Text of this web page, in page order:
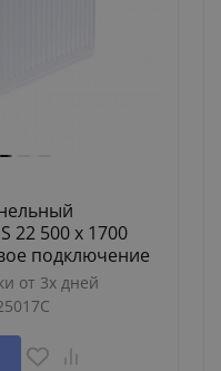
22 500 x 1700
подключение
от 3х дней